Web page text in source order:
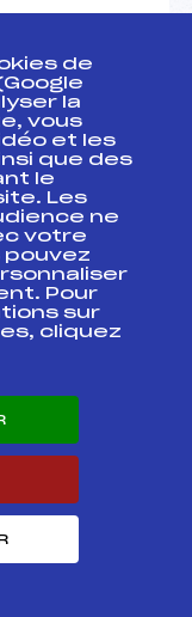
FFS
DE
FFS
FFS
DE
FFS
DE
(2)
FFS
DE
FFS
DE
NC
de
la
vous
et les
que des
le
Les
ne
votre
pouvez
Pour
sur
cliquez